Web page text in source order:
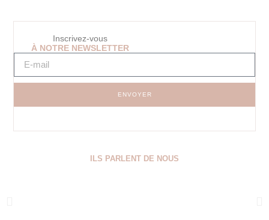
Inscrivez-vous
À NOTRE NEWSLETTER
ENVOYER
ILS PARLENT DE NOUS